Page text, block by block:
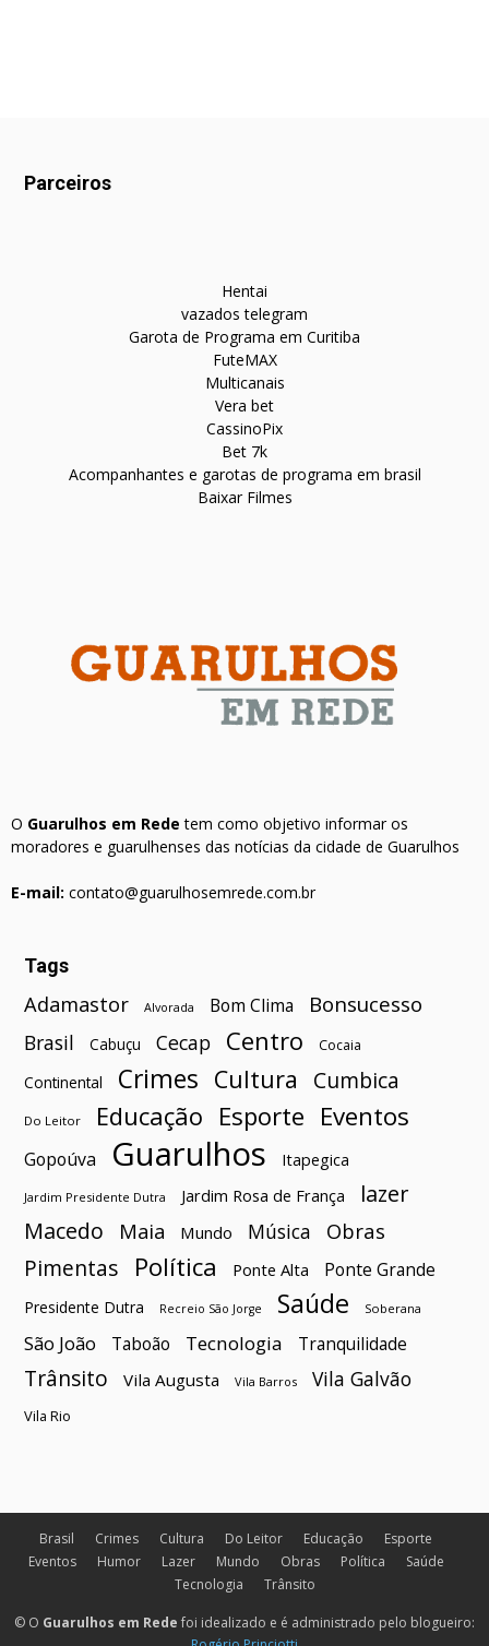
Parceiros
Hentai
vazados telegram
Garota de Programa em Curitiba
FuteMAX
Multicanais
Vera bet
CassinoPix
Bet 7k
Acompanhantes e garotas de programa em brasil
Baixar Filmes
O Guarulhos em Rede tem como objetivo informar os
moradores e guarulhenses das notícias da cidade de Guarulhos
E-mail: contato@guarulhosemrede.com.br
Tags
Adamastor Alvorada Bom Clima Bonsucesso
Brasil Cabuçu Cecap Centro Cocaia
Continental Crimes Cultura Cumbica
Do Leitor Educação Esporte Eventos
Gopoúva Guarulhos Itapegica
Jardim Presidente Dutra Jardim Rosa de França
lazer
Macedo
Maia Mundo Música Obras
Pimentas Política Ponte Alta Ponte Grande
Presidente Dutra Recreio São Jorge Saúde Soberana
São João Taboão Tecnologia Tranquilidade
Trânsito Vila Augusta Vila Barros Vila Galvão
Vila Rio
Brasil Crimes Cultura Do Leitor Educação
Esporte
Eventos
Humor Lazer Mundo Obras Política
Saúde
Tecnologia
Trânsito
© O Guarulhos em Rede foi idealizado e é administrado pelo blogueiro: